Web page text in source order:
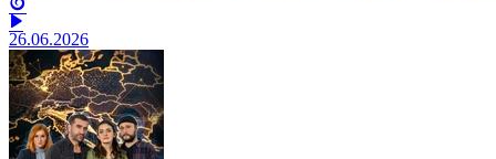
26.06.2026